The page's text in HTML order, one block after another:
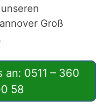
Groß
an: 0511 – 360
58